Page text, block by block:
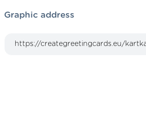
Graphic address